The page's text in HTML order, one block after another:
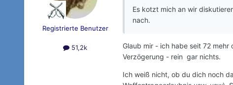
Registrierte Benutzer
51,2k
Es kotzt mich an wir
nach.
Glaub mir - ich habe seit 72
Verzögerung - rein gar nichts.
Ich weiß nicht, ob du dich noch